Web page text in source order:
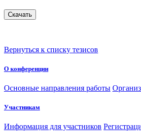
Вернуться к списку тезисов
О конференции
Основные направления работы
Участникам
Информация для участников